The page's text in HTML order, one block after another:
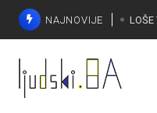
NAJNOVIJE